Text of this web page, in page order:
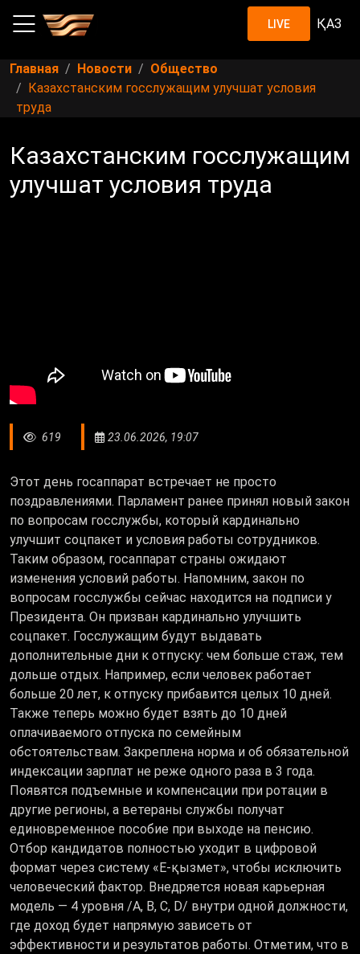
LIVE ҚАЗ
Главная Новости
Общество
Казахстанским госслужащим улучшат условия
труда
Казахстанским госслужащим
улучшат условия труда
619 23.06.2026, 19:07
Этот день госаппарат встречает не просто
поздравлениями. Парламент ранее принял новый закон
по вопросам госслужбы, который кардинально
улучшит соцпакет и условия работы сотрудников.
Таким образом, госаппарат страны ожидают
изменения условий работы. Напомним, закон по
вопросам госслужбы сейчас находится на подписи у
Президента. Он призван кардинально улучшить
соцпакет. Госслужащим будут выдавать
дополнительные дни к отпуску: чем больше стаж, тем
дольше отдых. Например, если человек работает
больше 20 лет, к отпуску прибавится целых 10 дней.
Также теперь можно будет взять до 10 дней
оплачиваемого отпуска по семейным
обстоятельствам. Закреплена норма и об обязательной
индексации зарплат не реже одного раза в 3 года.
Появятся подъемные и компенсации при ротации в
другие регионы, а ветераны службы получат
единовременное пособие при выходе на пенсию.
Отбор кандидатов полностью уходит в цифровой
формат через систему «Е-қызмет», чтобы исключить
человеческий фактор. Внедряется новая карьерная
модель — 4 уровня /A, B, C, D/ внутри одной должности,
где доход будет напрямую зависеть от
эффективности и результатов работы. Отметим, что в